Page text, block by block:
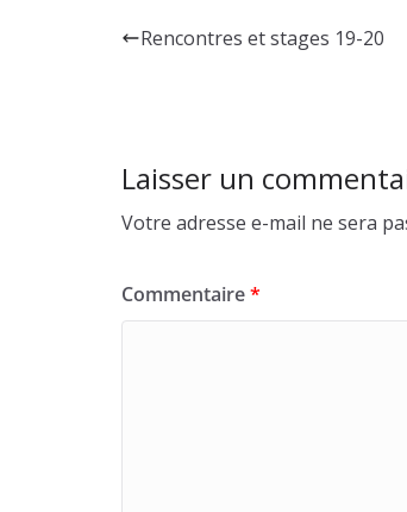
Rencontres et stages 19-20
Laisser un
Votre adresse e-mail ne sera
Commentaire*